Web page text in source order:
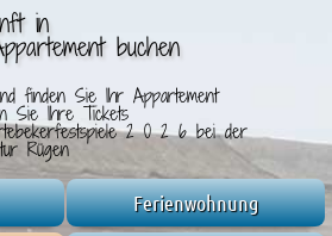
in
buchen
finden Sie Ihr Appartement
Sie Ihre Tickets
2 0 2 6bei der
Rügen
Ferienwohnung